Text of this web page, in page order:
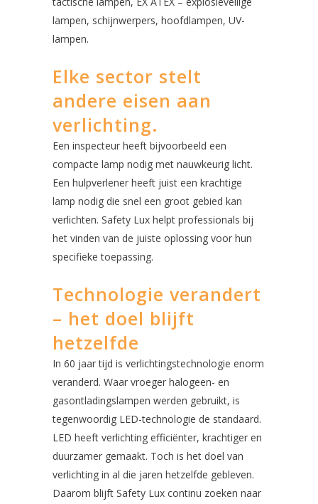
lampen, schijnwerpers, hoofdlampen, UV-
lampen.
Elke sector stelt
andere eisen aan
verlichting.
Een inspecteur heeft bijvoorbeeld een
compacte lamp nodig met nauwkeurig licht.
Een hulpverlener heeft juist een krachtige
lamp nodig die snel een groot gebied kan
verlichten. Safety Lux helpt professionals bij
het vinden van de juiste oplossing voor hun
specifieke toepassing.
Technologie verandert
– het doel blijft
hetzelfde
In 60 jaar tijd is verlichtingstechnologie enorm
veranderd. Waar vroeger halogeen- en
gasontladingslampen werden gebruikt, is
tegenwoordig LED-technologie de standaard.
LED heeft verlichting efficiënter, krachtiger en
duurzamer gemaakt. Toch is het doel van
verlichting in al die jaren hetzelfde gebleven.
Daarom blijft Safety Lux continu zoeken naar